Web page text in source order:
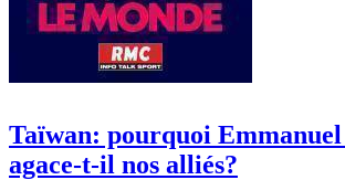
Taïwan: pourquoi
agace-t-il nos alliés?